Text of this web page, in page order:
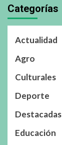
Categorías
Actualidad
Agro
Culturales
Deporte
Destacadas
Educación